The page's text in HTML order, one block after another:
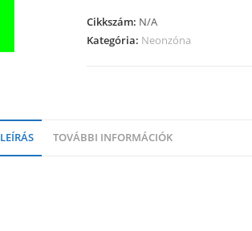
mennyiség
Cikkszám: N/A
Kategória: Neonzóna
LEÍRÁS TOVÁBBI INFORMÁCIÓK